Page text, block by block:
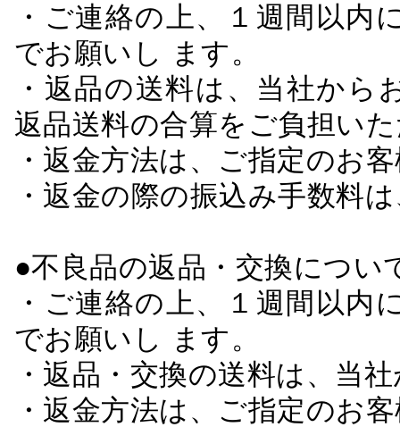
・ご連絡の上、１週間以
でお願いし ます。
・返品の送料は、当社か
返品送料の合算をご負担い
・返金方法は、ご指定のお
・返金の際の振込み手数料
●不良品の返品・交換につい
・ご連絡の上、１週間以
でお願いし ます。
・返品・交換の送料は、当
・返金方法は、ご指定のお